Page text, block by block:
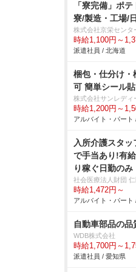
「寮完備」ポ
寮/製造・工場/
株式会社京栄センタ
時給1,100円～
派遣社員 / 北海道
梱包・仕分け・
可 簡単シール
株式会社サンレディ
時給1,200円～
アルバイト・パート
入所介護スタ
で手当あり!有
り稼ぐ日勤のみ
社会医療法人財団
時給1,472円～
アルバイト・パート
自動車部品の
WDB株式会社
時給1,700円～
派遣社員 / 愛知県